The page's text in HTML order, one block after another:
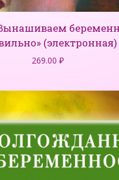
(электронная)
269.00 ₽